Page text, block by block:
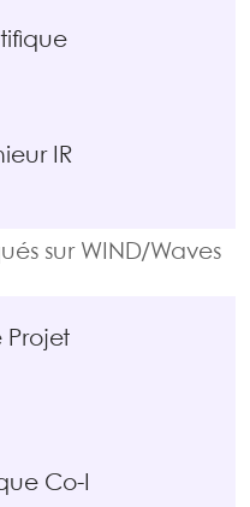
sur WIND/Waves
IR
Projet
Co-I